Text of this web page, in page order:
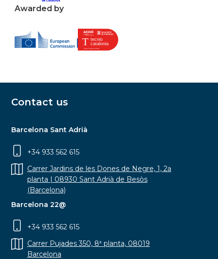
Awarded by
Contact us
Barcelona Sant Adrià
+34 933 562 615
Carrer Jardins de les Dones de Negre, 1, 2a
planta | 08930 Sant Adrià de Besòs
(Barcelona)
Barcelona 22@
+34 933 562 615
Carrer Pujades 350, 8ª planta, 08019
Barcelona